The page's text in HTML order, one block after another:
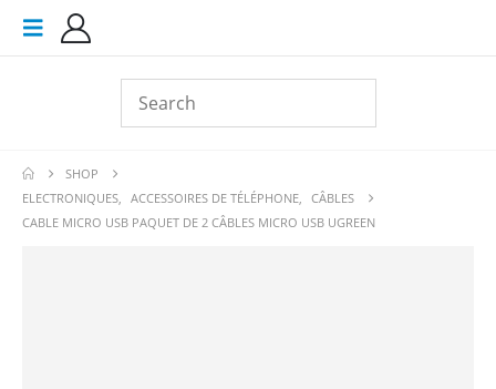
SHOP
ELECTRONIQUES, ACCESSOIRES DE TÉLÉPHONE, CÂBLES
CABLE MICRO USB PAQUET DE 2 CÂBLES MICRO USB UGREEN